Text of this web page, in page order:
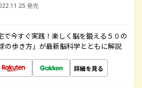
発売
で今すぐ実践！楽しく脳を鍛える５０の
の歩き方」が最新脳科学とともに解説
詳細を見る